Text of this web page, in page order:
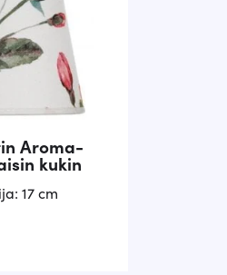
Aroma-
kukin
17 cm